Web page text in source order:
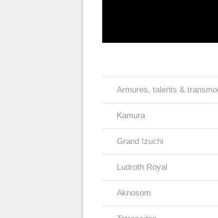
Armures, talents &
Kamura
Grand Izuchi
Ludroth Royal
Aknosom